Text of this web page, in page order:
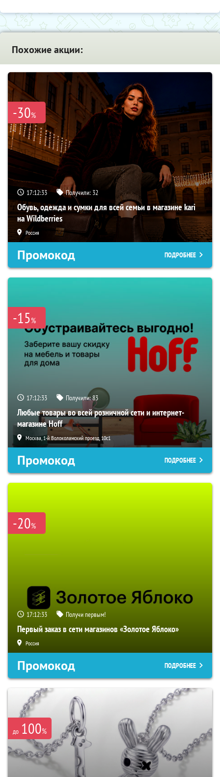
Похожие акции:
-30%
17:12:32 Получили: 32
Обувь, одежда и сумки для всей семьи в магазине kari
на Wildberries
Россия
Промокод ПОДРОБНЕЕ
-15%
17:12:32 Получили:83
Любые товары во всей розничной сети и интернет-
магазине Hoff
Москва, 1-й Волоколамский проезд, 10с1
Промокод ПОДРОБНЕЕ
-20%
17:12:32 Получи первым!
Первый заказ в сети магазинов «Золотое Яблоко»
Россия
Промокод ПОДРОБНЕЕ
до 100%